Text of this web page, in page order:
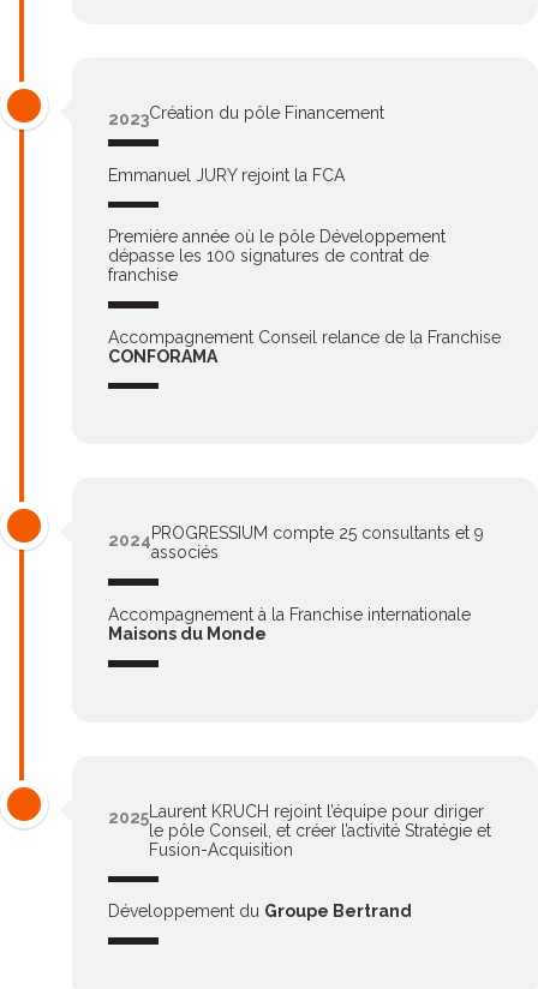
2023Création du pôle Financement
Emmanuel JURYrejoint la FCA
Première année où le pôle Développement
dépasse les 100 signatures de contrat de
franchise
Accompagnement Conseil relance de la Franchise
CONFORAMA
2024PROGRESSIUM compte 25 consultants et 9
associés
Accompagnement à la Franchise internationale
Maisons du Monde
2025Laurent KRUCH rejoint l’équipe pour diriger
le pôle Conseil, et créer l’activité Stratégie et
Fusion-Acquisition
Développement du Groupe Bertrand